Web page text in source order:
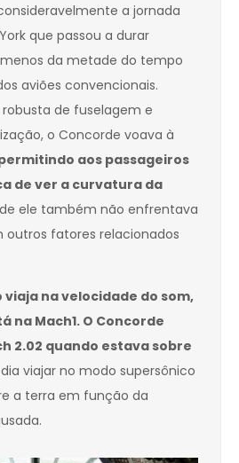
a jornada
que passou a durar
da metade do tempo
aviões convencionais.
de fuselagem e
o Concorde voava à
aos passageiros
de ver a curvatura da
ele também não enfrentava
outros fatores relacionados
viaja na velocidade do som,
na Mach1. O Concorde
2.02 quando estava sobre
viajar no modo supersônico
a terra em função da